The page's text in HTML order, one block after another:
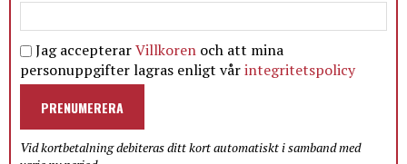
Jag accepterarVillkoren och att mina
personuppgifter lagras enligt vårintegritetspolicy
PRENUMERERA
Vid kortbetalning debiteras ditt kort automatiskt i samband med